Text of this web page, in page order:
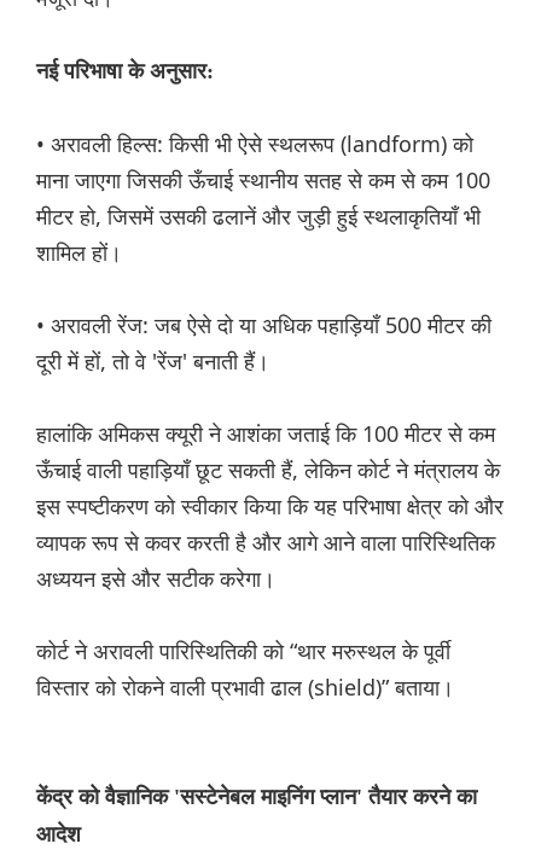
नई परिभाषा के अनुसार:
• अरावली हिल्स: किसी भी ऐसे स्थलरूप (landform) को
माना जाएगा जिसकी ऊँचाई स्थानीय सतह से कम से कम 100
मीटर हो, जिसमें उसकी ढलानें और जुड़ी हुई स्थलाकृतियाँ भी
शामिल हों।
• अरावली रेंज: जब ऐसे दो या अधिक पहाड़ियाँ 500 मीटर की
दूरी में हों, तो वे 'रेंज' बनाती हैं।
हालांकि अमिकस क्यूरी ने आशंका जताई कि 100 मीटर से कम
ऊँचाई वाली पहाड़ियाँ छूट सकती हैं, लेकिन कोर्ट ने मंत्रालय के
इस स्पष्टीकरण को स्वीकार किया कि यह परिभाषा क्षेत्र को और
व्यापक रूप से कवर करती है और आगे आने वाला पारिस्थितिक
अध्ययन इसे और सटीक करेगा।
कोर्ट ने अरावली पारिस्थितिकी को “थार मरुस्थल के पूर्वी
विस्तार को रोकने वाली प्रभावी ढाल (shield)” बताया।
केंद्र को वैज्ञानिक 'सस्टेनेबल माइनिंग प्लान' तैयार करने का
आदेश